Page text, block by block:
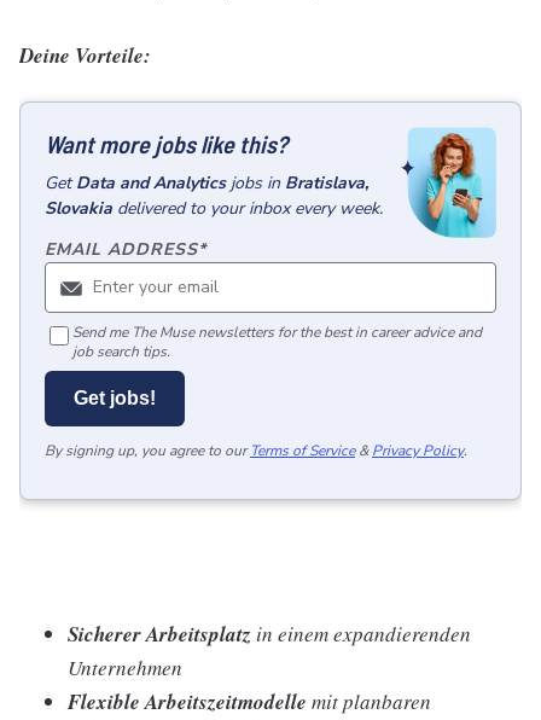
Deine Vorteile:
Want more jobs like this?
GetData and Analyticsjobs in Bratislava,
Slovakia delivered to your inbox every week.
EMAIL ADDRESS*
Send me The Muse newsletters for the best in career advice and
job search tips.
Get jobs!
By signing up, you agree to our Terms of Service & Privacy Policy.
Sicherer Arbeitsplatz in einem expandierenden
Unternehmen
Flexible Arbeitszeitmodelle mit planbaren